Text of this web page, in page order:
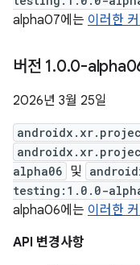
alpha07에는 이러한
버전 1.0.0-
2026년 3월 25일
alpha06 및
testing:1.0.0-
alpha06에는 이러한
API 변경사항